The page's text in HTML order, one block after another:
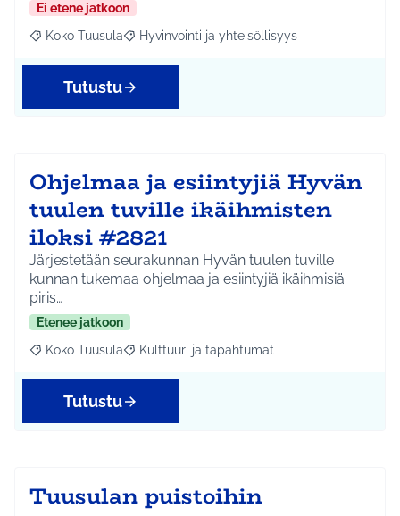
Ei etene jatkoon
Rajaa tulokset aihepiirin mukaan: Koko Tuusula
Koko Tuusula Rajaa tulokset teeman mukaan: Hyvinvointi ja
Hyvinvointi ja yhteisöllisyys
Tutustu
Ohjelmaa ja esiintyjiä Hyvän
tuulen tuville ikäihmisten
iloksi #2821
Järjestetään seurakunnan Hyvän tuulen tuville
kunnan tukemaa ohjelmaa ja esiintyjiä ikäihmisiä
piris…
Etenee jatkoon
Rajaa tulokset aihepiirin mukaan: Koko Tuusula
Koko Tuusula Rajaa tulokset teeman mukaan: Kulttuuri ja
Kulttuuri ja tapahtumat
Tutustu
Tuusulan puistoihin